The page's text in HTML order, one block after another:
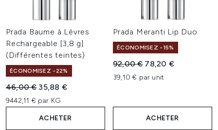
Prada Baume à Lèvres
Rechargeable [3,8 g]
(Différentes teintes)
ÉCONOMISEZ -22%
Prix de vente :
46,00 € Prix ​​actuel :
35,88 €
9442,11 € par KG
ACHETER
Prada Meranti Lip Duo
ÉCONOMISEZ -15%
Prix de vente :
92,00 € Prix ​​actuel :
78,20 €
39,10 € par unit
ACHETER